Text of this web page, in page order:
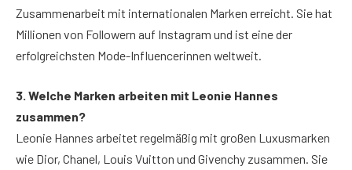
Zusammenarbeit mit internationalen Marken erreicht. Sie hat
Millionen von Followern auf Instagram und ist eine der
erfolgreichsten Mode-Influencerinnen weltweit.
3. Welche Marken arbeiten mit Leonie Hannes
zusammen?
Leonie Hannes arbeitet regelmäßig mit großen Luxusmarken
wie Dior, Chanel, Louis Vuitton und Givenchy zusammen. Sie